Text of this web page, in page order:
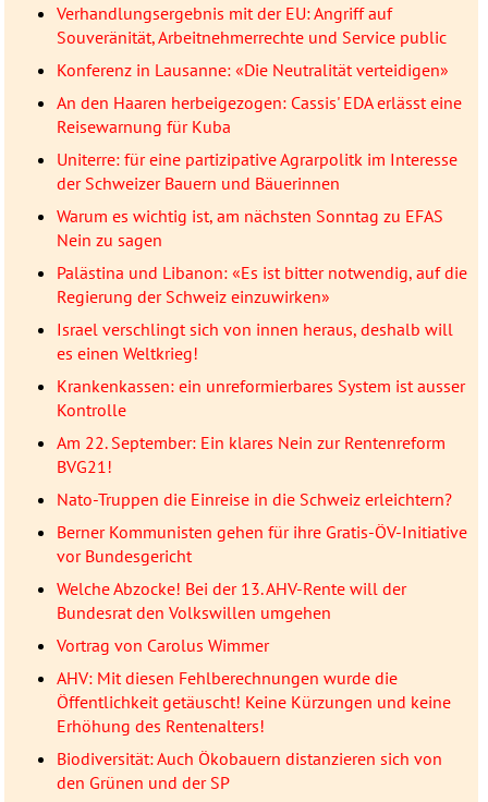
Verhandlungsergebnis mit der EU: Angriff auf
Souveränität, Arbeitnehmerrechte und Service public
Konferenz in Lausanne: «Die Neutralität verteidigen»
An den Haaren herbeigezogen: Cassis' EDA erlässt eine
Reisewarnung für Kuba
Uniterre: für eine partizipative Agrarpolitk im Interesse
der Schweizer Bauern und Bäuerinnen
Warum es wichtig ist, am nächsten Sonntag zu EFAS
Nein zu sagen
Palästina und Libanon: «Es ist bitter notwendig, auf die
Regierung der Schweiz einzuwirken»
Israel verschlingt sich von innen heraus, deshalb will
es einen Weltkrieg!
Krankenkassen: ein unreformierbares System ist ausser
Kontrolle
Am 22. September: Ein klares Nein zur Rentenreform
BVG21!
Nato-Truppen die Einreise in die Schweiz erleichtern?
Berner Kommunisten gehen für ihre Gratis-ÖV-Initiative
vor Bundesgericht
Welche Abzocke! Bei der 13. AHV-Rente will der
Bundesrat den Volkswillen umgehen
Vortrag von Carolus Wimmer
AHV: Mit diesen Fehlberechnungen wurde die
Öffentlichkeit getäuscht! Keine Kürzungen und keine
Erhöhung des Rentenalters!
Biodiversität: Auch Ökobauern distanzieren sich von
den Grünen und der SP